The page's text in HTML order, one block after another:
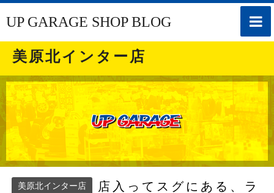
toggle
UP GARAGE SHOP BLOG
美原北インター店
美原北インター店
店入ってスグにある、ラ